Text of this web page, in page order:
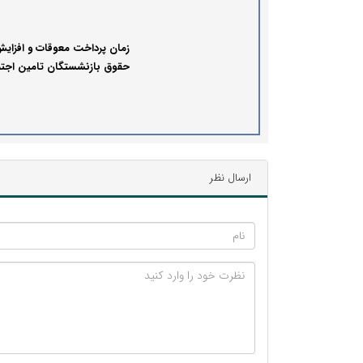
زمان‌ پرداخت معوقات و
حقوق بازنشستگان تامین
ارسال نظر